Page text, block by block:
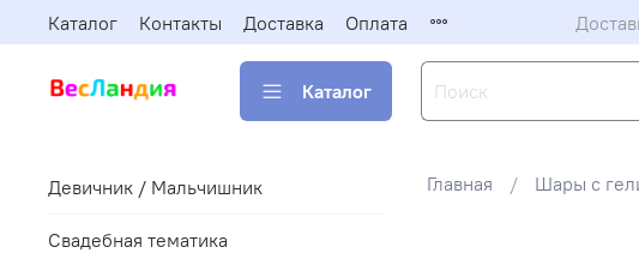
Каталог Контакты Доставка Оплата
Каталог
Главная Шары с
Девичник / Мальчишник
Свадебная тематика